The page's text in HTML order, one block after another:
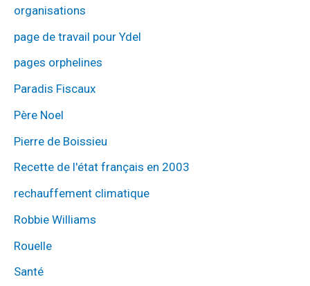
organisations
page de travail pour Ydel
pages orphelines
Paradis Fiscaux
Père Noel
Pierre de Boissieu
Recette de l'état français en 2003
rechauffement climatique
Robbie Williams
Rouelle
Santé